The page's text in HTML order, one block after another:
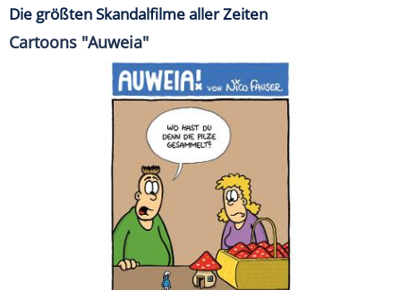
Die größten Skandalfilme aller Zeiten
Cartoons "Auweia"